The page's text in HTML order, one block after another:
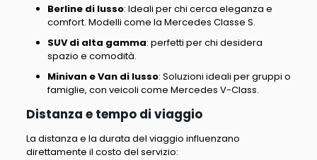
Berline di lusso: Ideali per chi cerca eleganza e
comfort. Modelli come la Mercedes Classe S.
SUV di alta gamma: perfetti per chi desidera
spazio e comodità.
Minivan e Van di lusso: Soluzioni ideali per gruppi o
famiglie, con veicoli come Mercedes V-Class.
Distanza e tempo di viaggio
La distanza e la durata del viaggio influenzano
direttamente il costo del servizio: